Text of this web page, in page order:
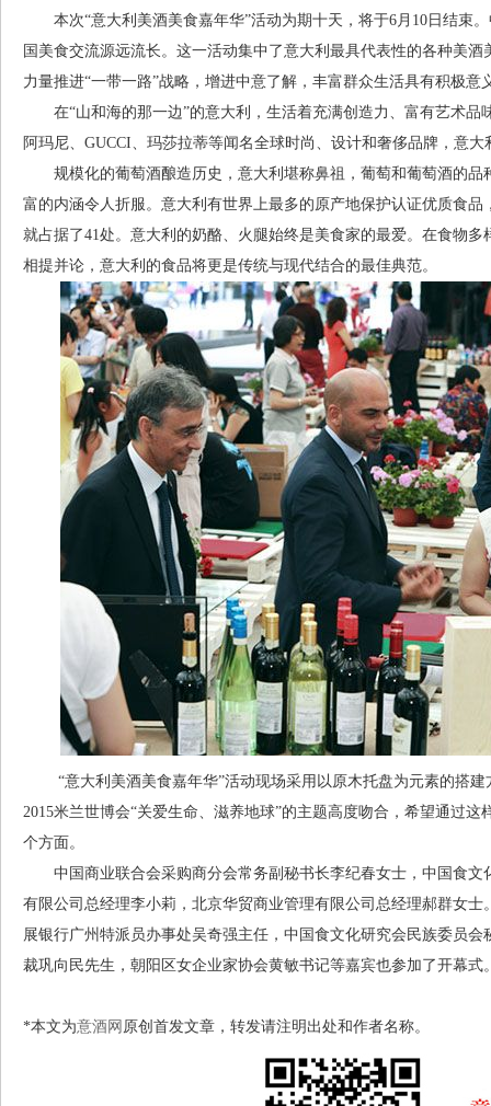
本次“意大利美酒美食嘉年华”活动为期十天，将于6月10日结束
国美食交流源远流长。这一活动集中了意大利最具代表性的各种美
力量推进“一带一路”战略，增进中意了解，丰富群众生活具有积极意
在“山和海的那一边”的意大利，生活着充满创造力、富有艺术品
阿玛尼、GUCCI、玛莎拉蒂等闻名全球时尚、设计和奢侈品牌，意
规模化的葡萄酒酿造历史，意大利堪称鼻祖，葡萄和葡萄酒的品
富的内涵令人折服。意大利有世界上最多的原产地保护认证优质食
就占据了41处。意大利的奶酪、火腿始终是美食家的最爱。在食物
相提并论，意大利的食品将更是传统与现代结合的最佳典范。
“意大利美酒美食嘉年华”活动现场采用以原木托盘为元素的搭建
2015米兰世博会“关爱生命、滋养地球”的主题高度吻合，希望通过
个方面。
中国商业联合会采购商分会常务副秘书长李纪春女士，中国食文
有限公司总经理李小莉，北京华贸商业管理有限公司总经理郝群女
展银行广州特派员办事处吴奇强主任，中国食文化研究会民族委员
裁巩向民先生，朝阳区女企业家协会黄敏书记等嘉宾也参加了开幕式
*本文为意酒网 原创首发文章，转发请注明出处和作者名称。